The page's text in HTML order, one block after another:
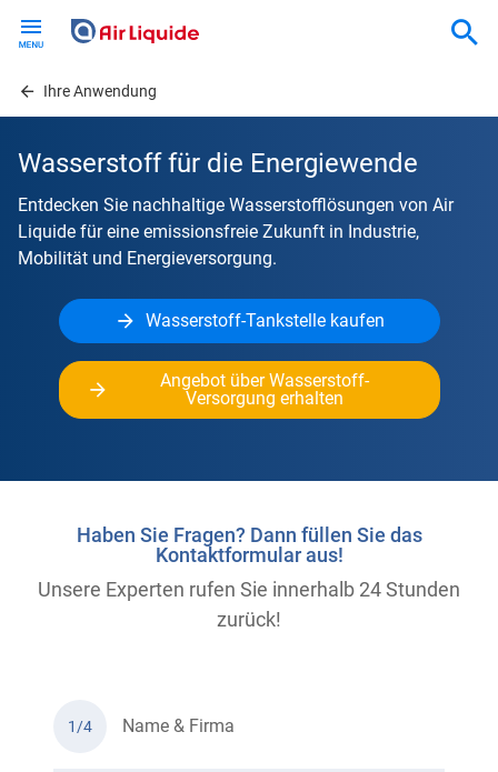
contentIhre Anwendung
Wasserstoff für die Energiewende
Entdecken Sie nachhaltige Wasserstofflösungen von Air
Liquide für eine emissionsfreie Zukunft in Industrie,
Mobilität und Energieversorgung.
Wasserstoff-Tankstelle kaufen
Angebot über Wasserstoff-
Versorgung erhalten
Haben Sie Fragen? Dann füllen Sie das
Kontaktformular aus!
Unsere Experten rufen Sie innerhalb 24 Stunden
zurück!
1/4 Name & Firma